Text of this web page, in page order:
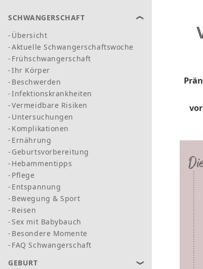
SCHWANGERSCHAFT
Übersicht
Aktuelle Schwangerschaftswoche
Frühschwangerschaft
Ihr Körper
Beschwerden
Infektionskrankheiten
Vermeidbare Risiken
Untersuchungen
Komplikationen
Ernährung
Geburtsvorbereitung
Hebammentipps
Pflege
Entspannung
Bewegung & Sport
Reisen
Sex mit Babybauch
Besondere Momente
FAQ Schwangerschaft
GEBURT